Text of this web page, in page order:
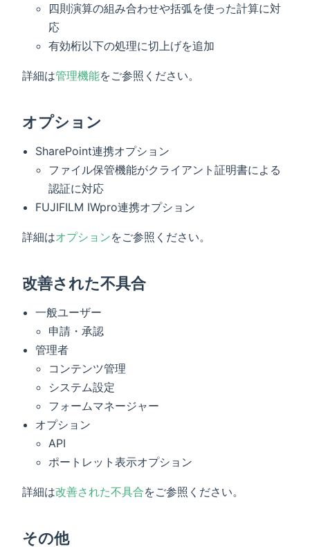
四則演算の組み合わせや括弧を使った計算に対
応
有効桁以下の処理に切上げを追加
詳細は管理機能をご参照ください。
オプション
SharePoint連携オプション
ファイル保管機能がクライアント証明書による
認証に対応
FUJIFILM IWpro連携オプション
詳細はオプションをご参照ください。
改善された不具合
一般ユーザー
申請・承認
管理者
コンテンツ管理
システム設定
フォームマネージャー
オプション
API
ポートレット表示オプション
詳細は改善された不具合をご参照ください。
その他